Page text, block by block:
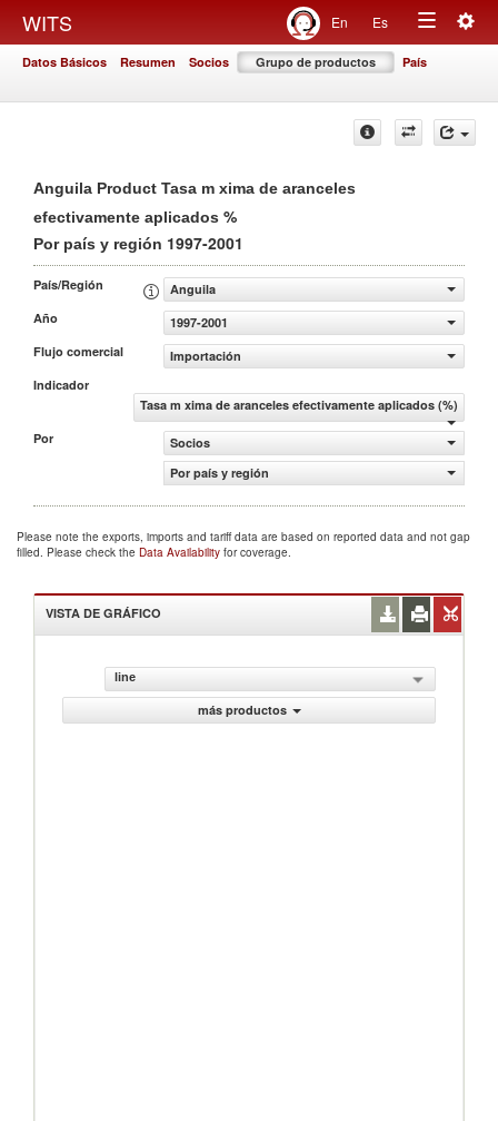
WITS En Es
Toggle
Datos Básicos Resumen Socios Grupo de productos País
Anguila Product Tasa m xima de aranceles
efectivamente aplicados %
Por país y región 1997-2001
País/Región
Anguila
Año
1997-2001
Flujo comercial
Importación
Indicador
Tasa m xima de aranceles efectivamente aplicados (%)
Por
Socios
Por país y región
Please note the exports, imports and tariff data are based on reported data and not gap
filled. Please check the Data Availability for coverage.
VISTA DE GRÁFICO
line
más productos